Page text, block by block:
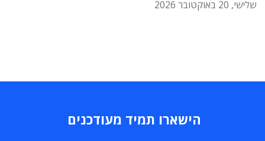
שלישי, 20 באוקטובר 2026
הישארו תמיד מעודכנים